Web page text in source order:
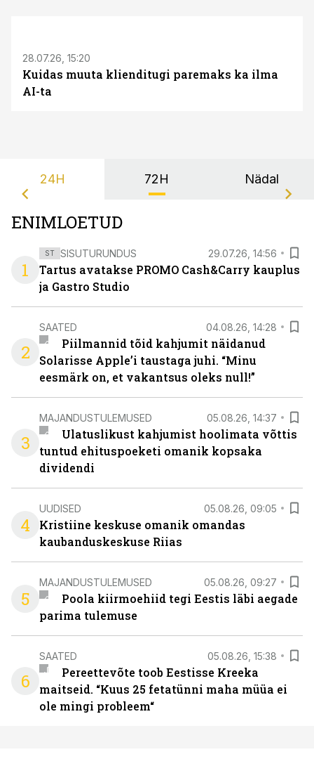
28.07.26, 15:20
Kuidas muuta klienditugi paremaks ka ilma
AI-ta
24H 72H Nädal
ENIMLOETUD
1
ST SISUTURUNDUS 29.07.26, 14:56
Tartus avatakse PROMO Cash&Carry kauplus
ja Gastro Studio
2
SAATED 04.08.26, 14:28
Piilmannid tõid kahjumit näidanud
Solarisse Apple’i taustaga juhi. “Minu
eesmärk on, et vakantsus oleks null!”
3
MAJANDUSTULEMUSED 05.08.26, 14:37
Ulatuslikust kahjumist hoolimata võttis
tuntud ehituspoeketi omanik kopsaka
dividendi
4
UUDISED 05.08.26, 09:05
Kristiine keskuse omanik omandas
kaubanduskeskuse Riias
5
MAJANDUSTULEMUSED 05.08.26, 09:27
Poola kiirmoehiid tegi Eestis läbi aegade
parima tulemuse
6
SAATED 05.08.26, 15:38
Pereettevõte toob Eestisse Kreeka
maitseid. “Kuus 25 fetatünni maha müüa ei
ole mingi probleem“